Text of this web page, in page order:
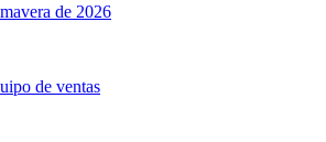
de 2026
de ventas